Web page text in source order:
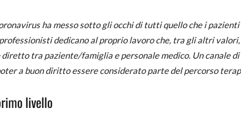
ha messo sotto gli occhi di tutti quello che i
dedicano al proprio lavoro che, tra gli altri
diretto tra paziente/famiglia e personale medico. Un canale
a buon diritto essere considerato parte del percorso
livello